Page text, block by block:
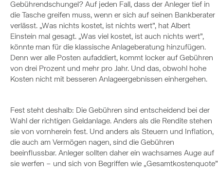
Gebührendschungel? Auf jeden Fall, dass der Anleger tief in
die Tasche greifen muss, wenn er sich auf seinen Bankberater
verlässt. „Was nichts kostet, ist nichts wert”, hat Albert
Einstein mal gesagt. „Was viel kostet, ist auch nichts wert”,
könnte man für die klassische Anlageberatung hinzufügen.
Denn wer alle Posten aufaddiert, kommt locker auf Gebühren
von drei Prozent und mehr pro Jahr. Und das, obwohl hohe
Kosten nicht mit besseren Anlageergebnissen einhergehen.
Fest steht deshalb: Die Gebühren sind entscheidend bei der
Wahl der richtigen Geldanlage. Anders als die Rendite stehen
sie von vornherein fest. Und anders als Steuern und Inflation,
die auch am Vermögen nagen, sind die Gebühren
beeinflussbar. Anleger sollten daher ein wachsames Auge auf
sie werfen – und sich von Begriffen wie „Gesamtkostenquote”